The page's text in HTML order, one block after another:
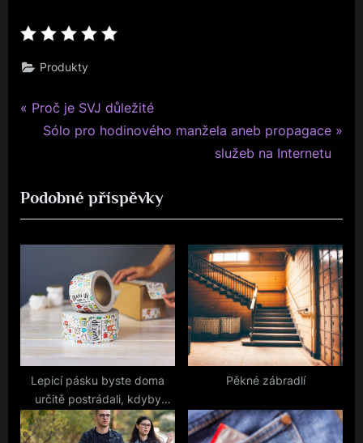
Produkty
Navigace
P
i
o
u
o
s
t
:
Proč je SVJ důležité
N
t
P
o
t
:
Sólo pro hodinového manžela aneb propagace
služeb na Internetu
Podobné příspěvky
Lepicí pásku byste doma
určitě postrádali, kdyby
přestala existovat
Pěkné zábradlí